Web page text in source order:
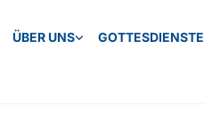
ÜBER UNS GOTTESDIENSTE